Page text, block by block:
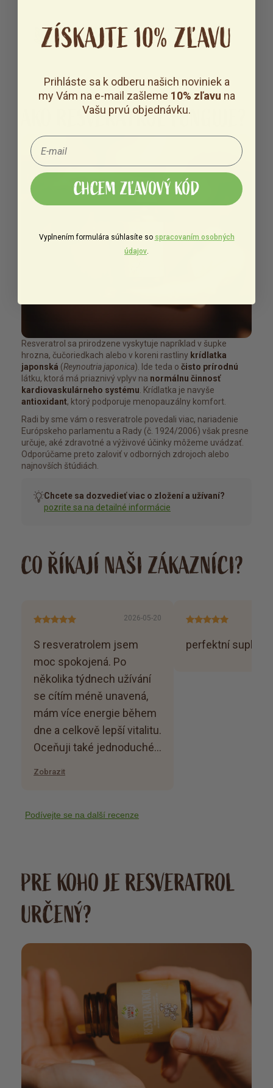
Certifikovaná látka.
Pôvod a mikrobiologická
čistota resveratrolu potvrdená certifikátom.
AKO RESVERATROL FUNGUJE?
Resveratrol sa prirodzene vyskytuje napríklad v šupke
hrozna, čučoriedkach alebo v koreni rastliny krídlatka
japonská (Reynoutria japonica). Ide teda o čisto prírodnú
látku, ktorá má priaznivý vplyv na normálnu činnosť
kardiovaskulárneho systému. Krídlatka je navyše
antioxidant, ktorý podporuje menopauzálny komfort.
Radi by sme vám o resveratrole povedali viac, nariadenie
Európskeho parlamentu a Rady (č. 1924/2006) však presne
určuje, aké zdravotné a výživové účinky môžeme uvádzať.
Odporúčame preto zaloviť v odborných zdrojoch alebo
najnovších štúdiách.
Chcete sa dozvedieť viac o zložení a užívaní?
pozrite sa na detailné informácie
CO ŘÍKAJÍ NAŠI ZÁKAZNÍCI?
2026-05-20
S resveratrolem jsem
moc spokojená. Po
několika týdnech užívání
se cítím méně unavená,
mám více energie během
dne a celkově lepší vitalitu.
Oceňuji také jednoduché
určitě u něj zůstanu
Zobrazit
perfektní
Podívejte se na další recenze
PRE KOHO JE RESVERATROL
URČENÝ?
ZÍSKAJTE 10% ZĽAVU
Prihláste sa k odberu našich noviniek a
my Vám na e-mail zašleme 10% zľavu na
Vašu prvú objednávku.
CHCEM ZĽAVOVÝ KÓD
Vyplnením formulára súhlasíte so spracovaním osobných
údajov.